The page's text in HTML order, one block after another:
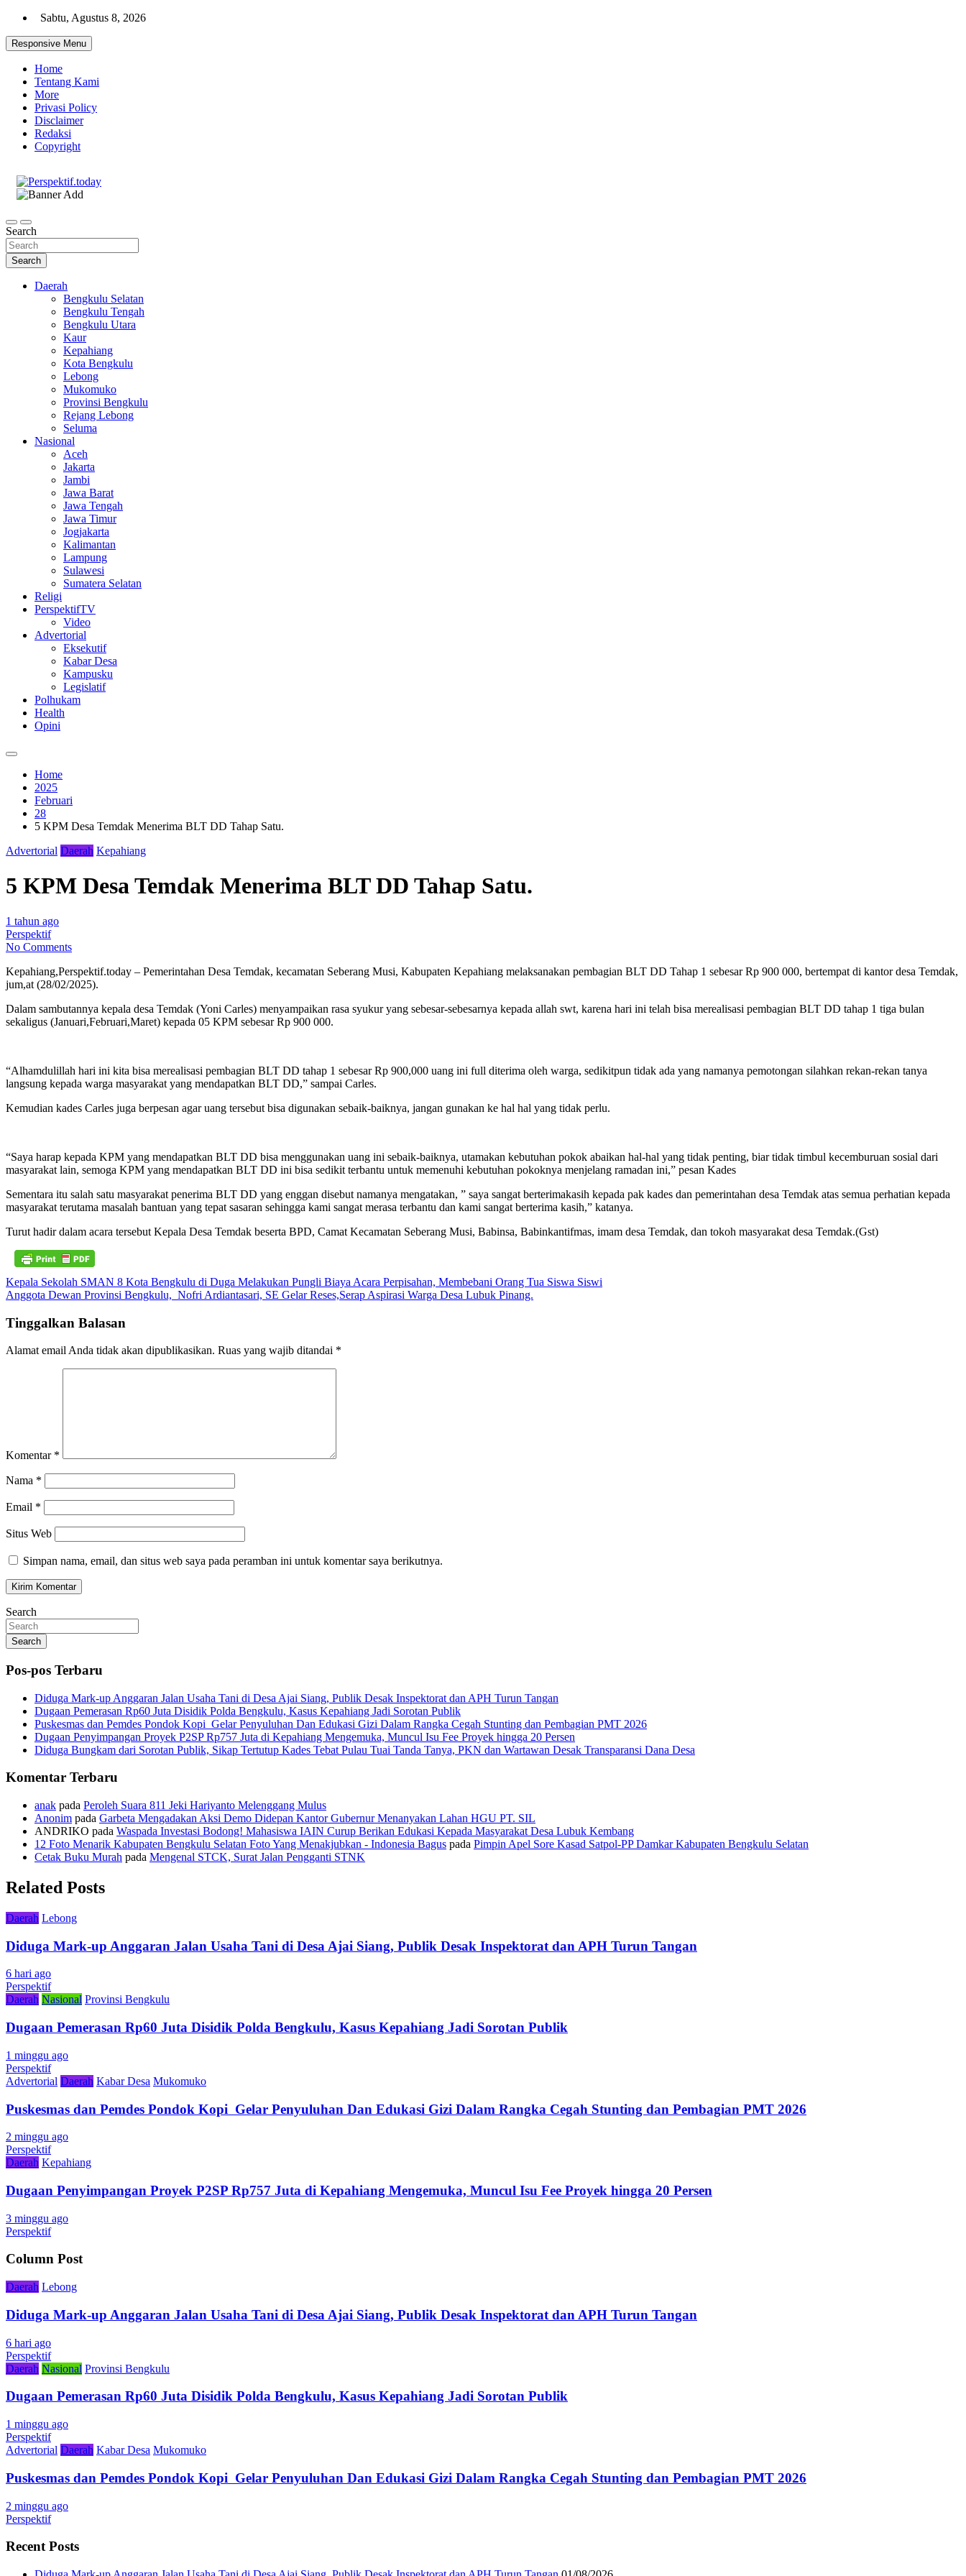
Skip
content
Sabtu, Agustus 8, 2026
Responsive Menu
Home
Tentang Kami
More
Privasi Policy
Disclaimer
Redaksi
Copyright
Search
Search
Daerah
Bengkulu Selatan
Bengkulu Tengah
Bengkulu Utara
Kaur
Kepahiang
Kota Bengkulu
Lebong
Mukomuko
Provinsi Bengkulu
Rejang Lebong
Seluma
Nasional
Aceh
Jakarta
Jambi
Jawa Barat
Jawa Tengah
Jawa Timur
Jogjakarta
Kalimantan
Lampung
Sulawesi
Sumatera Selatan
Religi
PerspektifTV
Video
Advertorial
Eksekutif
Kabar Desa
Kampusku
Legislatif
Polhukam
Health
Opini
Home
2025
Februari
28
5 KPM Desa Temdak Menerima BLT DD Tahap Satu.
Advertorial Daerah Kepahiang
5 KPM Desa Temdak Menerima BLT DD Tahap Satu.
1 tahun ago
Perspektif
No Comments
Kepahiang,Perspektif.today – Pemerintahan Desa Temdak, kecamatan Seberang Musi, Kabupaten Kepahiang melaksanakan pembagian BLT DD Tahap 1 sebesar Rp 900 000, bertempat di kantor desa Temdak,
jum,at (28/02/2025).
Dalam sambutannya kepala desa Temdak (Yoni Carles) menyampaikan rasa syukur yang sebesar-sebesarnya kepada allah swt, karena hari ini telah bisa merealisasi pembagian BLT DD tahap 1 tiga bulan
sekaligus (Januari,Februari,Maret) kepada 05 KPM sebesar Rp 900 000.
“Alhamdulillah hari ini kita bisa merealisasi pembagian BLT DD tahap 1 sebesar Rp 900,000 uang ini full diterima oleh warga, sedikitpun tidak ada yang namanya pemotongan silahkan rekan-rekan tanya
langsung kepada warga masyarakat yang mendapatkan BLT DD,” sampai Carles.
Kemudian kades Carles juga berpesan agar uang tersebut bisa digunakan sebaik-baiknya, jangan gunakan ke hal hal yang tidak perlu.
“Saya harap kepada KPM yang mendapatkan BLT DD bisa menggunakan uang ini sebaik-baiknya, utamakan kebutuhan pokok abaikan hal-hal yang tidak penting, biar tidak timbul kecemburuan sosial dari
masyarakat lain, semoga KPM yang mendapatkan BLT DD ini bisa sedikit terbantu untuk memenuhi kebutuhan pokoknya menjelang ramadan ini,” pesan Kades
Sementara itu salah satu masyarakat penerima BLT DD yang enggan disebut namanya mengatakan, ” saya sangat berterimakasih kepada pak kades dan pemerintahan desa Temdak atas semua perhatian kepada
masyarakat terutama masalah bantuan yang tepat sasaran sehingga kami sangat merasa terbantu dan kami sangat berterima kasih,” katanya.
Turut hadir dalam acara tersebut Kepala Desa Temdak beserta BPD, Camat Kecamatan Seberang Musi, Babinsa, Babinkantifmas, imam desa Temdak, dan tokoh masyarakat desa Temdak.(Gst)
Navigasi
pos
Kepala Sekolah SMAN 8 Kota Bengkulu di Duga Melakukan Pungli Biaya Acara Perpisahan, Membebani Orang Tua Siswa Siswi
Anggota Dewan Provinsi Bengkulu, Nofri Ardiantasari, SE Gelar Reses,Serap Aspirasi Warga Desa Lubuk Pinang.
Tinggalkan Balasan
Alamat email Anda tidak akan dipublikasikan. Ruas yang wajib ditandai *
Komentar *
Nama *
Email *
Situs Web
Simpan nama, email, dan situs web saya pada peramban ini untuk komentar saya berikutnya.
Search
Search
Pos-pos Terbaru
Diduga Mark-up Anggaran Jalan Usaha Tani di Desa Ajai Siang, Publik Desak Inspektorat dan APH Turun Tangan
Dugaan Pemerasan Rp60 Juta Disidik Polda Bengkulu, Kasus Kepahiang Jadi Sorotan Publik
Puskesmas dan Pemdes Pondok Kopi Gelar Penyuluhan Dan Edukasi Gizi Dalam Rangka Cegah Stunting dan Pembagian PMT 2026
Dugaan Penyimpangan Proyek P2SP Rp757 Juta di Kepahiang Mengemuka, Muncul Isu Fee Proyek hingga 20 Persen
Diduga Bungkam dari Sorotan Publik, Sikap Tertutup Kades Tebat Pulau Tuai Tanda Tanya, PKN dan Wartawan Desak Transparansi Dana Desa
Komentar Terbaru
anak pada Peroleh Suara 811 Jeki Hariyanto Melenggang Mulus
Anonim pada Garbeta Mengadakan Aksi Demo Didepan Kantor Gubernur Menanyakan Lahan HGU PT. SIL
ANDRIKO pada Waspada Investasi Bodong! Mahasiswa IAIN Curup Berikan Edukasi Kepada Masyarakat Desa Lubuk Kembang
12 Foto Menarik Kabupaten Bengkulu Selatan Foto Yang Menakjubkan - Indonesia Bagus pada Pimpin Apel Sore Kasad Satpol-PP Damkar Kabupaten Bengkulu Selatan
Cetak Buku Murah pada Mengenal STCK, Surat Jalan Pengganti STNK
Related Posts
Daerah Lebong
Diduga Mark-up Anggaran Jalan Usaha Tani di Desa Ajai Siang, Publik Desak Inspektorat dan APH Turun Tangan
6 hari ago
Perspektif
Daerah Nasional Provinsi Bengkulu
Dugaan Pemerasan Rp60 Juta Disidik Polda Bengkulu, Kasus Kepahiang Jadi Sorotan Publik
1 minggu ago
Perspektif
Advertorial Daerah Kabar Desa Mukomuko
Puskesmas dan Pemdes Pondok Kopi Gelar Penyuluhan Dan Edukasi Gizi Dalam Rangka Cegah Stunting dan Pembagian PMT 2026
2 minggu ago
Perspektif
Daerah Kepahiang
Dugaan Penyimpangan Proyek P2SP Rp757 Juta di Kepahiang Mengemuka, Muncul Isu Fee Proyek hingga 20 Persen
3 minggu ago
Perspektif
Column Post
Daerah Lebong
Diduga Mark-up Anggaran Jalan Usaha Tani di Desa Ajai Siang, Publik Desak Inspektorat dan APH Turun Tangan
6 hari ago
Perspektif
Daerah Nasional Provinsi Bengkulu
Dugaan Pemerasan Rp60 Juta Disidik Polda Bengkulu, Kasus Kepahiang Jadi Sorotan Publik
1 minggu ago
Perspektif
Advertorial Daerah Kabar Desa Mukomuko
Puskesmas dan Pemdes Pondok Kopi Gelar Penyuluhan Dan Edukasi Gizi Dalam Rangka Cegah Stunting dan Pembagian PMT 2026
2 minggu ago
Perspektif
Recent Posts